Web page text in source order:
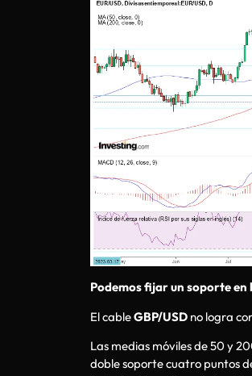
Podemos fijar un soporte en
El cableGBP/USD no logra
Las medias móviles de 50 y
doble soporte cuatro puntos